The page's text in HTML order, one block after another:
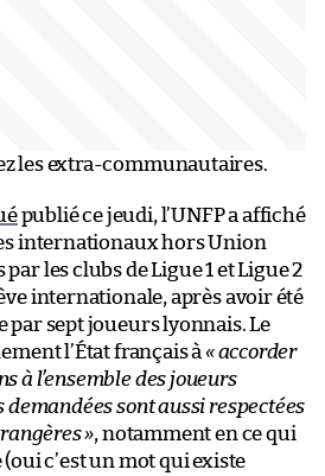
les extra-communautaires.
publié ce jeudi, l’UNFP a affiché
internationaux hors Union
les clubs de Ligue 1 et Ligue 2
internationale, après avoir été
sept joueurs lyonnais. Le
l’État français à « accorder
à l’ensemble des joueurs
sont aussi respectées
», notamment en ce qui
c’est un mot qui existe